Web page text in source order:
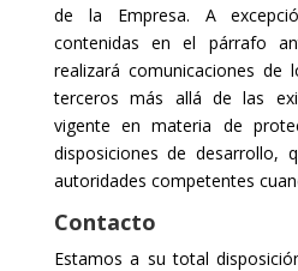
de la Empresa. A
contenidas en el párrafo
realizará comunicaciones de
terceros más allá de las
vigente en materia de
disposiciones de desarrollo,
autoridades competentes
Contacto
Estamos a su total